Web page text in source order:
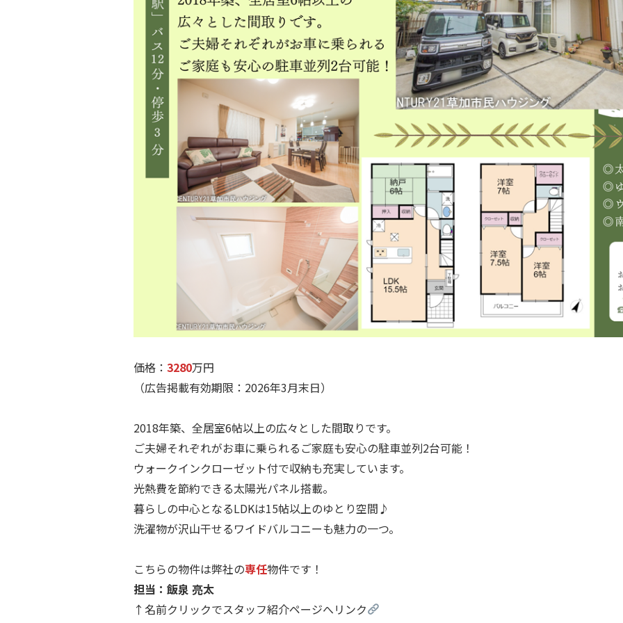
価格： 3280万円
（広告掲載有効期限：2026年3月末日）
2018年築、全居室6帖以上の広々とした間取りです。
ご夫婦それぞれがお車に乗られるご家庭も安心の駐車並列2台可能！
ウォークインクローゼット付で収納も充実しています。
光熱費を節約できる太陽光パネル搭載。
暮らしの中心となるLDKは15帖以上のゆとり空間♪
洗濯物が沢山干せるワイドバルコニーも魅力の一つ。
こちらの物件は弊社の専任物件です！
担当：飯泉 亮太
↑名前クリックでスタッフ紹介ページへリンク